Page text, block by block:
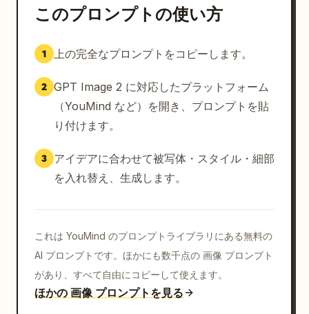
このプロンプトの使い方
1 上の完全なプロンプトをコピーします。
2 GPT Image 2 に対応したプラットフォーム
（YouMind など）を開き、プロンプトを貼
り付けます。
3
アイデアに合わせて被写体・スタイル・細部
を入れ替え、生成します。
これは YouMind のプロンプトライブラリにある無料の
AI プロンプトです。ほかにも数千点の 画像 プロンプト
があり、すべて自由にコピーして使えます。
ほかの 画像 プロンプトを見る